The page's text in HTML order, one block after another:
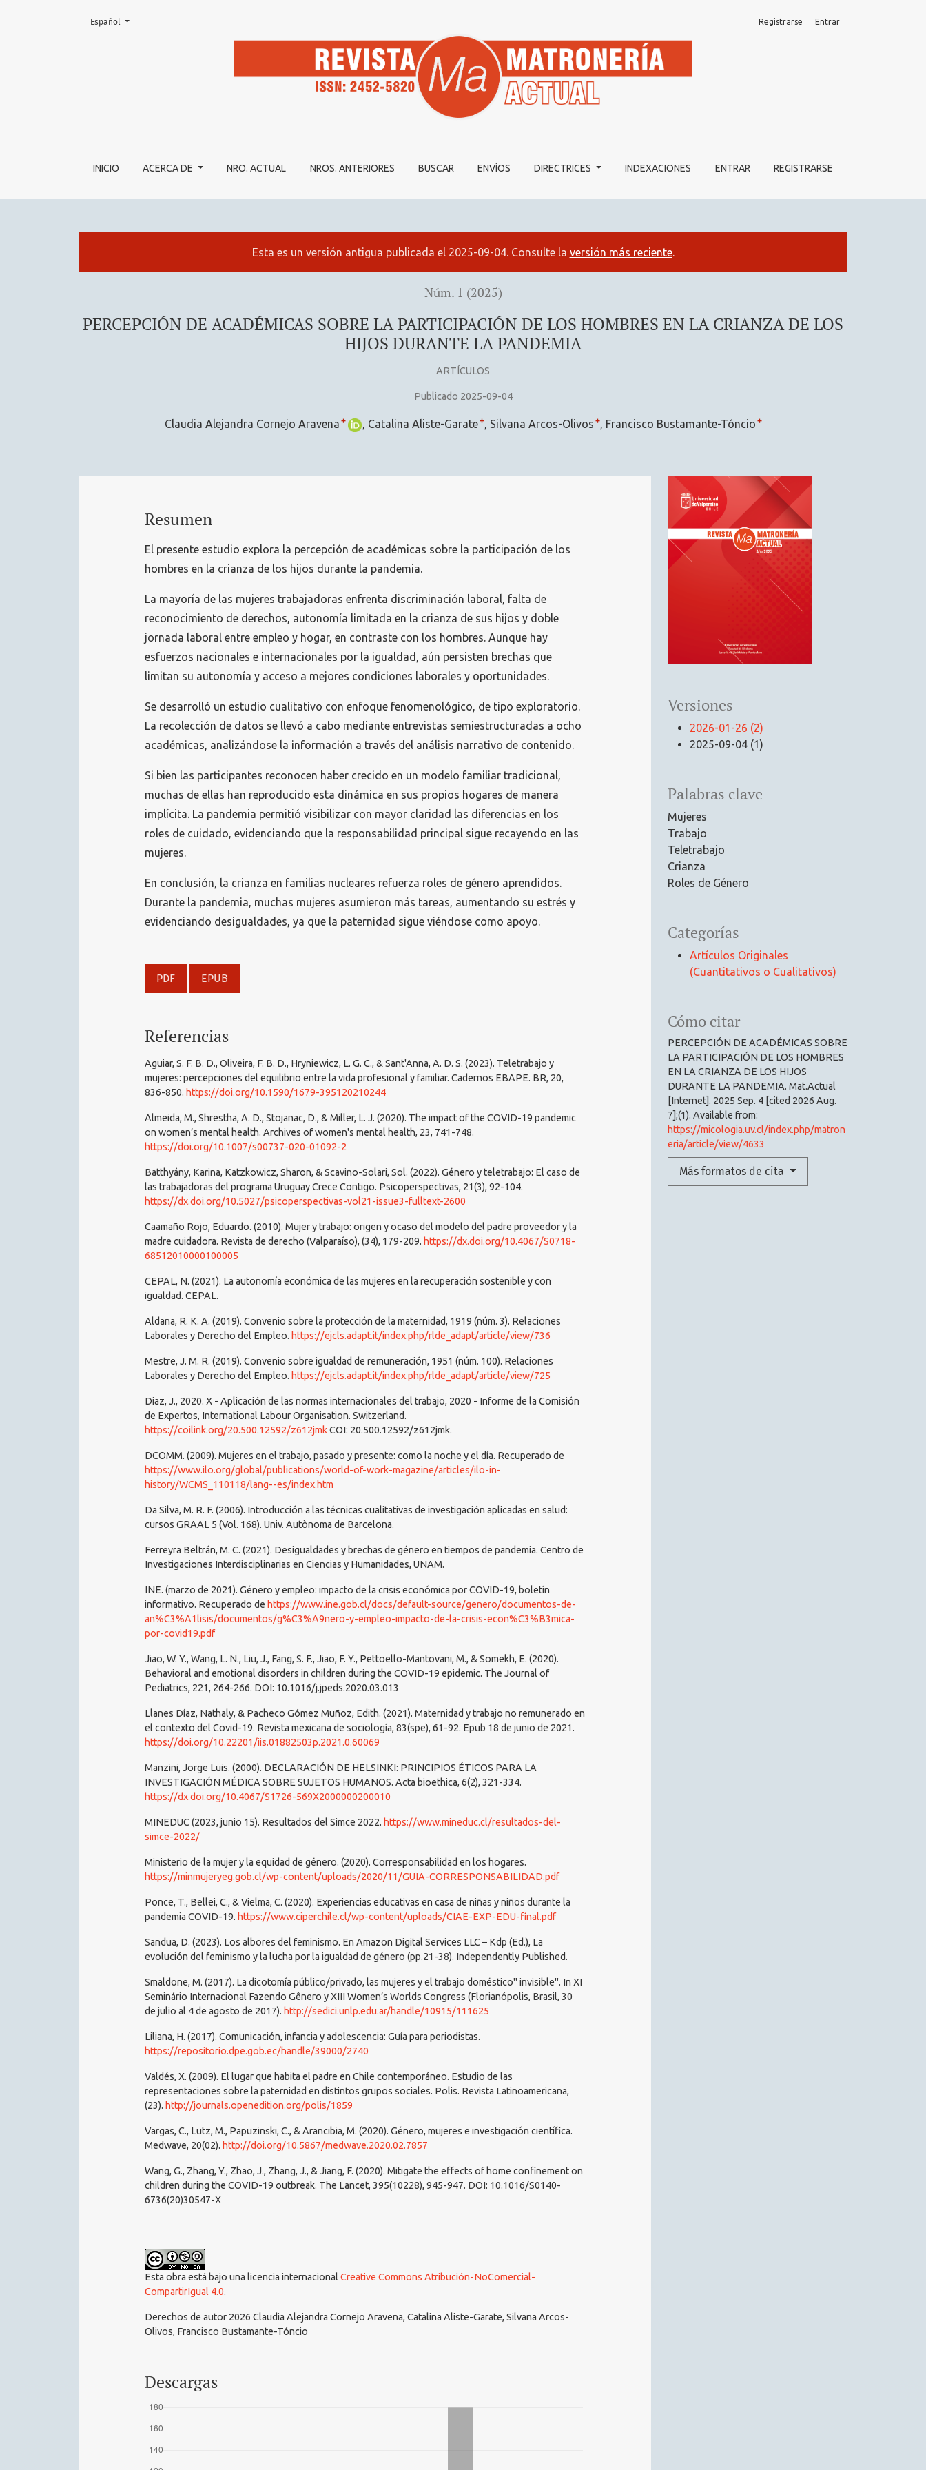
PERCEPCIÓN DE ACADÉMICAS SOBRE LA PARTICIPACIÓN DE LOS HOMBRES EN LA CRIANZA DE LOS HIJOS DURANTE LA PANDEMIA
INICIO ACERCA DE NRO. ACTUAL NROS. ANTERIORES BUSCAR ENVÍOS DIRECTRICES INDEXACIONES ENTRAR REGISTRARSE
Registrarse Entrar
Cambiar el idioma. El actual es:
Español
Esta es un versión antigua publicada el 2025-09-04. Consulte la versión más reciente.
Núm. 1 (2025)
PERCEPCIÓN DE ACADÉMICAS SOBRE LA PARTICIPACIÓN DE LOS HOMBRES EN LA CRIANZA DE LOS
HIJOS DURANTE LA PANDEMIA
ARTÍCULOS
Publicado 2025-09-04
Claudia Alejandra Cornejo Aravena + Catalina Aliste-Garate+ Silvana Arcos-Olivos + Francisco Bustamante-Tóncio +
Versiones
2026-01-26 (2)
2025-09-04 (1)
Palabras clave
Mujeres
Trabajo
Teletrabajo
Crianza
Roles de Género
Categorías
Artículos Originales
(Cuantitativos o Cualitativos)
Cómo citar
PERCEPCIÓN DE ACADÉMICAS SOBRE
LA PARTICIPACIÓN DE LOS HOMBRES
EN LA CRIANZA DE LOS HIJOS
DURANTE LA PANDEMIA. Mat.Actual
[Internet]. 2025 Sep. 4 [cited 2026 Aug.
7];(1). Available from:
https://micologia.uv.cl/index.php/matron
eria/article/view/4633
Más formatos de cita
Resumen
El presente estudio explora la percepción de académicas sobre la participación de los
hombres en la crianza de los hijos durante la pandemia.
La mayoría de las mujeres trabajadoras enfrenta discriminación laboral, falta de
reconocimiento de derechos, autonomía limitada en la crianza de sus hijos y doble
jornada laboral entre empleo y hogar, en contraste con los hombres. Aunque hay
esfuerzos nacionales e internacionales por la igualdad, aún persisten brechas que
limitan su autonomía y acceso a mejores condiciones laborales y oportunidades.
Se desarrolló un estudio cualitativo con enfoque fenomenológico, de tipo exploratorio.
La recolección de datos se llevó a cabo mediante entrevistas semiestructuradas a ocho
académicas, analizándose la información a través del análisis narrativo de contenido.
Si bien las participantes reconocen haber crecido en un modelo familiar tradicional,
muchas de ellas han reproducido esta dinámica en sus propios hogares de manera
implícita. La pandemia permitió visibilizar con mayor claridad las diferencias en los
roles de cuidado, evidenciando que la responsabilidad principal sigue recayendo en las
mujeres.
En conclusión, la crianza en familias nucleares refuerza roles de género aprendidos.
Durante la pandemia, muchas mujeres asumieron más tareas, aumentando su estrés y
evidenciando desigualdades, ya que la paternidad sigue viéndose como apoyo.
PDF EPUB
Referencias
Aguiar, S. F. B. D., Oliveira, F. B. D., Hryniewicz, L. G. C., & Sant'Anna, A. D. S. (2023). Teletrabajo y
mujeres: percepciones del equilibrio entre la vida profesional y familiar. Cadernos EBAPE. BR, 20,
836-850. https://doi.org/10.1590/1679-395120210244
Almeida, M., Shrestha, A. D., Stojanac, D., & Miller, L. J. (2020). The impact of the COVID-19 pandemic
on women’s mental health. Archives of women's mental health, 23, 741-748.
https://doi.org/10.1007/s00737-020-01092-2
Batthyány, Karina, Katzkowicz, Sharon, & Scavino-Solari, Sol. (2022). Género y teletrabajo: El caso de
las trabajadoras del programa Uruguay Crece Contigo. Psicoperspectivas, 21(3), 92-104.
https://dx.doi.org/10.5027/psicoperspectivas-vol21-issue3-fulltext-2600
Caamaño Rojo, Eduardo. (2010). Mujer y trabajo: origen y ocaso del modelo del padre proveedor y la
madre cuidadora. Revista de derecho (Valparaíso), (34), 179-209. https://dx.doi.org/10.4067/S0718-
68512010000100005
CEPAL, N. (2021). La autonomía económica de las mujeres en la recuperación sostenible y con
igualdad. CEPAL.
Aldana, R. K. A. (2019). Convenio sobre la protección de la maternidad, 1919 (núm. 3). Relaciones
Laborales y Derecho del Empleo. https://ejcls.adapt.it/index.php/rlde_adapt/article/view/736
Mestre, J. M. R. (2019). Convenio sobre igualdad de remuneración, 1951 (núm. 100). Relaciones
Laborales y Derecho del Empleo. https://ejcls.adapt.it/index.php/rlde_adapt/article/view/725
Diaz, J., 2020. X - Aplicación de las normas internacionales del trabajo, 2020 - Informe de la Comisión
de Expertos, International Labour Organisation. Switzerland.
https://coilink.org/20.500.12592/z612jmkCOI: 20.500.12592/z612jmk.
DCOMM. (2009). Mujeres en el trabajo, pasado y presente: como la noche y el día. Recuperado de
https://www.ilo.org/global/publications/world-of-work-magazine/articles/ilo-in-
history/WCMS_110118/lang--es/index.htm
Da Silva, M. R. F. (2006). Introducción a las técnicas cualitativas de investigación aplicadas en salud:
cursos GRAAL 5 (Vol. 168). Univ. Autònoma de Barcelona.
Ferreyra Beltrán, M. C. (2021). Desigualdades y brechas de género en tiempos de pandemia. Centro de
Investigaciones Interdisciplinarias en Ciencias y Humanidades, UNAM.
INE. (marzo de 2021). Género y empleo: impacto de la crisis económica por COVID-19, boletín
informativo. Recuperado de https://www.ine.gob.cl/docs/default-source/genero/documentos-de-
an%C3%A1lisis/documentos/g%C3%A9nero-y-empleo-impacto-de-la-crisis-econ%C3%B3mica-
por-covid19.pdf
Jiao, W. Y., Wang, L. N., Liu, J., Fang, S. F., Jiao, F. Y., Pettoello-Mantovani, M., & Somekh, E. (2020).
Behavioral and emotional disorders in children during the COVID-19 epidemic. The Journal of
Pediatrics, 221, 264-266. DOI: 10.1016/j.jpeds.2020.03.013
Llanes Díaz, Nathaly, & Pacheco Gómez Muñoz, Edith. (2021). Maternidad y trabajo no remunerado en
el contexto del Covid-19. Revista mexicana de sociología, 83(spe), 61-92. Epub 18 de junio de 2021.
https://doi.org/10.22201/iis.01882503p.2021.0.60069
Manzini, Jorge Luis. (2000). DECLARACIÓN DE HELSINKI: PRINCIPIOS ÉTICOS PARA LA
INVESTIGACIÓN MÉDICA SOBRE SUJETOS HUMANOS. Acta bioethica, 6(2), 321-334.
https://dx.doi.org/10.4067/S1726-569X2000000200010
MINEDUC (2023, junio 15). Resultados del Simce 2022. https://www.mineduc.cl/resultados-del-
simce-2022/
Ministerio de la mujer y la equidad de género. (2020). Corresponsabilidad en los hogares.
https://minmujeryeg.gob.cl/wp-content/uploads/2020/11/GUIA-CORRESPONSABILIDAD.pdf
Ponce, T., Bellei, C., & Vielma, C. (2020). Experiencias educativas en casa de niñas y niños durante la
pandemia COVID-19. https://www.ciperchile.cl/wp-content/uploads/CIAE-EXP-EDU-final.pdf
Sandua, D. (2023). Los albores del feminismo. En Amazon Digital Services LLC – Kdp (Ed.), La
evolución del feminismo y la lucha por la igualdad de género (pp.21-38). Independently Published.
Smaldone, M. (2017). La dicotomía público/privado, las mujeres y el trabajo doméstico" invisible". In XI
Seminário Internacional Fazendo Gênero y XIII Women’s Worlds Congress (Florianópolis, Brasil, 30
de julio al 4 de agosto de 2017). http://sedici.unlp.edu.ar/handle/10915/111625
Liliana, H. (2017). Comunicación, infancia y adolescencia: Guía para periodistas.
https://repositorio.dpe.gob.ec/handle/39000/2740
Valdés, X. (2009). El lugar que habita el padre en Chile contemporáneo. Estudio de las
representaciones sobre la paternidad en distintos grupos sociales. Polis. Revista Latinoamericana,
(23). http://journals.openedition.org/polis/1859
Vargas, C., Lutz, M., Papuzinski, C., & Arancibia, M. (2020). Género, mujeres e investigación científica.
Medwave, 20(02). http://doi.org/10.5867/medwave.2020.02.7857
Wang, G., Zhang, Y., Zhao, J., Zhang, J., & Jiang, F. (2020). Mitigate the effects of home confinement on
children during the COVID-19 outbreak. The Lancet, 395(10228), 945-947. DOI: 10.1016/S0140-
6736(20)30547-X
Esta obra está bajo una licencia internacional Creative Commons Atribución-NoComercial-
CompartirIgual 4.0.
Derechos de autor 2026 Claudia Alejandra Cornejo Aravena, Catalina Aliste-Garate, Silvana Arcos-
Olivos, Francisco Bustamante-Tóncio
Descargas